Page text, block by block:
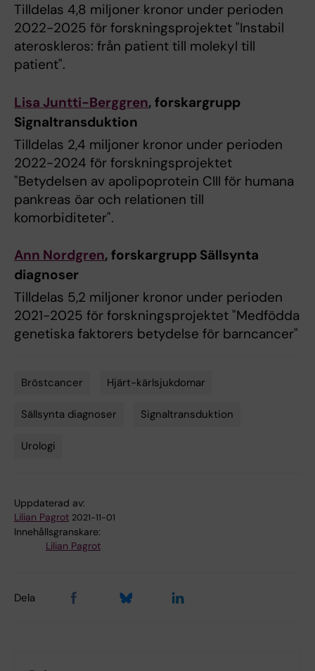
Tilldelas 4,8 miljoner kronor under perioden
2022-2025 för forskningsprojektet "Instabil
ateroskleros: från patient till molekyl till
patient".
Lisa Juntti-Berggren, forskargrupp
Signaltransduktion
Tilldelas 2,4 miljoner kronor under perioden
2022-2024 för forskningsprojektet
"Betydelsen av apolipoprotein CIII för humana
pankreas öar och relationen till
komorbiditeter".
Ann Nordgren, forskargrupp Sällsynta
diagnoser
Tilldelas 5,2 miljoner kronor under perioden
2021-2025 för forskningsprojektet "Medfödda
genetiska faktorers betydelse för barncancer"
Bröstcancer Hjärt-kärlsjukdomar
Sällsynta diagnoser Signaltransduktion
Urologi
Uppdaterad av:
Lilian Pagrot 2021-11-01
Innehållsgranskare:
Lilian Pagrot
Dela